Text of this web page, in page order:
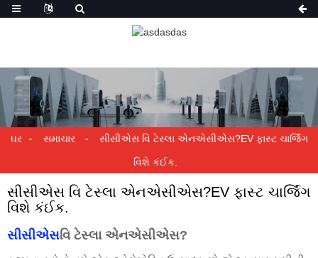
ઘર સમાચાર સીસીએસ વિ ટેસ્લા એનએસીએસ?EV ફાસ્ટ ચાર્જિંગ
વિશે કંઈક.
સીસીએસ વિ ટેસ્લા એનએસીએસ?EV ફાસ્ટ ચાર્જિંગ
વિશે કંઈક.
સીસીએસવિ ટેસ્લા એનએસીએસ?